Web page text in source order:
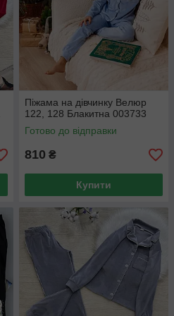
Піжама на дівчинку Велюр
122, 128 Блакитна 003733
Готово до відправки
810 ₴
Купити